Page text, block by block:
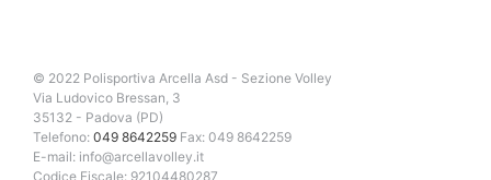
© 2022 Polisportiva Arcella Asd - Sezione Volley
Via Ludovico Bressan, 3
35132 - Padova (PD)
Telefono: 049 8642259 Fax: 049 8642259
E-mail: info@arcellavolley.it
Codice Fiscale: 92104480287